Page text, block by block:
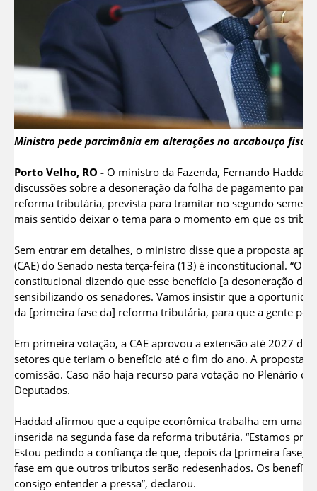
Ministro pede parcimônia em alterações no arcabouço fiscal
Porto Velho, RO - O ministro da Fazenda, Fernando
discussões sobre a desoneração da folha de pagamento
reforma tributária, prevista para tramitar no segundo
mais sentido deixar o tema para o momento em que os
Sem entrar em detalhes, o ministro disse que a proposta
(CAE) do Senado nesta terça-feira (13) é inconstitucional. “O
constitucional dizendo que esse benefício [a desoneração da
sensibilizando os senadores. Vamos insistir que a
da [primeira fase da] reforma tributária, para que a gente
Em primeira votação, a CAE aprovou a extensão até 2027
setores que teriam o benefício até o fim do ano. A proposta
comissão. Caso não haja recurso para votação no Plenário
Deputados.
Haddad afirmou que a equipe econômica trabalha em uma
inserida na segunda fase da reforma tributária. “Estamos
Estou pedindo a confiança de que, depois da [primeira fase]
fase em que outros tributos serão redesenhados. Os
consigo entender a pressa”, declarou.